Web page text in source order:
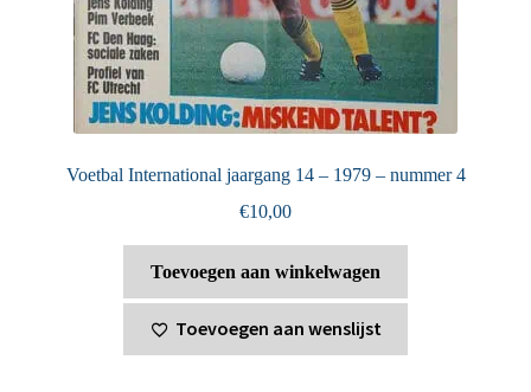
Voetbal International jaargang 14 – 1979 – nummer 4
€10,00
Toevoegen aan winkelwagen
Toevoegen aan wenslijst